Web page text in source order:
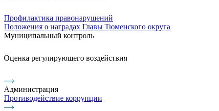
Профилактика правонарушений
Положения о наградах Главы Тюменского округа
Муниципальный контроль
Оценка регулирующего воздействия
Администрация
Противодействие коррупции